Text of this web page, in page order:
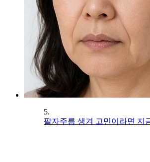
5.
팔자주름 생겨 고민이라면 지